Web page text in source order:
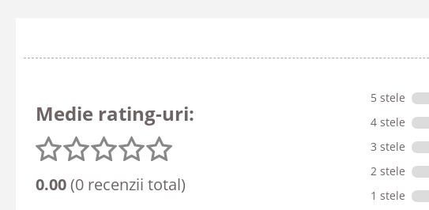
Medie rating-uri:
0.00(0 recenzii total)
5 stele
4 stele
3 stele
2 stele
1 stele